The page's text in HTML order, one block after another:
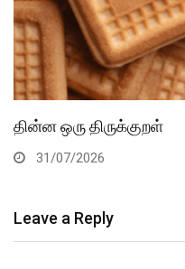
தின்ன ஒரு திருக்குறள்
31/07/2026
Leave a Reply